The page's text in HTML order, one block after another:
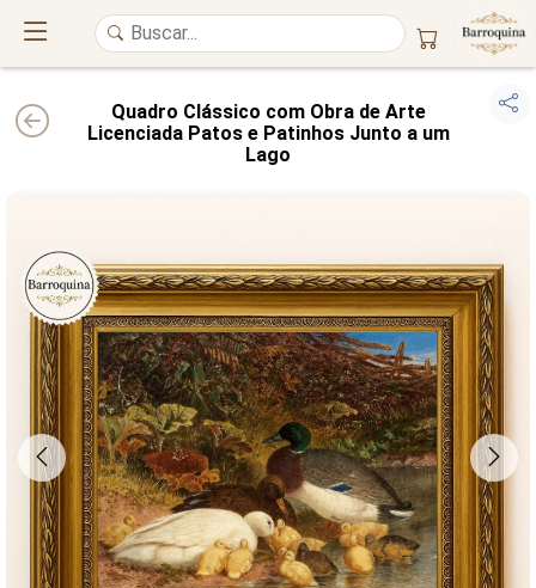
UM ATELIÊ 100% FINE ART
Trazemos a imponência dasmaiores obras de arte do mundo
para o
alto padrão da sua casa. Nosso acervo reúne a genialidade degrandes
pintores renomados, resgatandoartes reaise o requinte inconfundível
das obras doséculo XIX. Produção artesanal emCanvas 100% Algodão
molduras emMadeira Maciçae impressão comPigmentação Mineral
QUALIDADE DE MUSEU GARANTIA ETERNA
Quadro Clássico com Obra de Arte
Licenciada Patos e Patinhos Junto a um
Lago